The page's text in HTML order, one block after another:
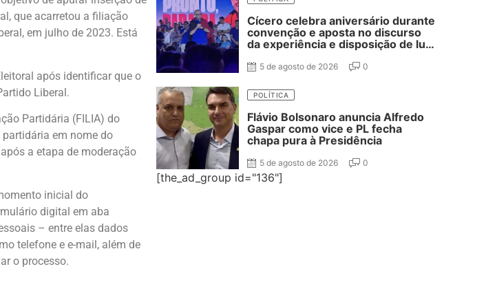
que acarretou a filiação
em julho de 2023. Está
após identificar que o
Liberal.
Partidária (FILIA) do
em nome do
a etapa de moderação
inicial do
digital em aba
– entre elas dados
telefone e e-mail, além de
o processo.
Cícero celebra aniversário durante
convenção e aposta no discurso
da experiência e disposição de luta
Paraíba
5 de agosto de 2026 0
POLÍTICA
Flávio Bolsonaro anuncia Alfredo
Gaspar como vice e PL fecha
chapa pura à Presidência
5 de agosto de 2026 0
[the_ad_group id="136"]